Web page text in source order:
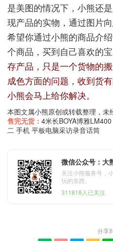
是美图的情况下，小熊还
现产品的实物，通过图片
希望你通过小熊的商品介
个商品，买到自己喜欢的宝
存产品，只是一个货物的
成色方面的问题，收到货
小熊会马上给你解决。
本图文属小熊原创或转载整理，未
售完无货： 4米长BOYA博雅
二 手机 平板电脑采访录音话筒
微信公众号：大
关注小熊服务号，
玩的东西。
311816人已关注
分享